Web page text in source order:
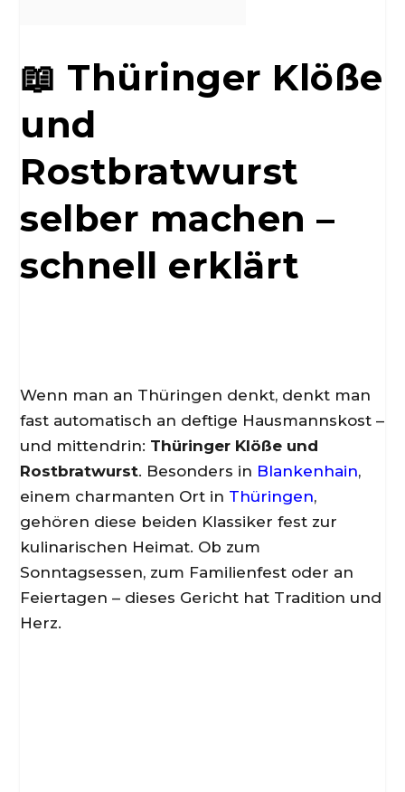
📖 Thüringer Klöße
und
Rostbratwurst
selber machen –
schnell erklärt
Wenn man an Thüringen denkt, denkt man
fast automatisch an deftige Hausmannskost –
und mittendrin: Thüringer Klöße und
Rostbratwurst. Besonders in Blankenhain,
einem charmanten Ort in Thüringen,
gehören diese beiden Klassiker fest zur
kulinarischen Heimat. Ob zum
Sonntagsessen, zum Familienfest oder an
Feiertagen – dieses Gericht hat Tradition und
Herz.